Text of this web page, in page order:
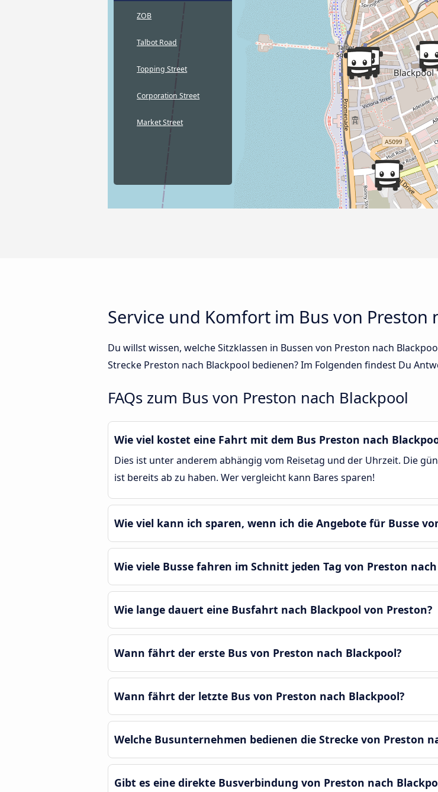
ZOB
Talbot Road
Topping Street
Corporation Street
Market Street
Service und Komfort im Bus von Preston
Du willst wissen, welche Sitzklassen in Bussen von Preston nach
Strecke Preston nach Blackpool bedienen? Im Folgenden findest Du
FAQs zum Bus von Preston nach Blackpool
Wie viel kostet eine Fahrt mit dem Bus Preston nach
Dies ist unter anderem abhängig vom Reisetag und der Uhrzeit. Die
ist bereits ab zu haben. Wer vergleicht kann Bares sparen!
Wie viel kann ich sparen, wenn ich die Angebote für Busse
Wie viele Busse fahren im Schnitt jeden Tag von Preston
Wie lange dauert eine Busfahrt nach Blackpool von Preston?
Wann fährt der erste Bus von Preston nach Blackpool?
Wann fährt der letzte Bus von Preston nach Blackpool?
Welche Busunternehmen bedienen die Strecke von Preston
Gibt es eine direkte Busverbindung von Preston nach